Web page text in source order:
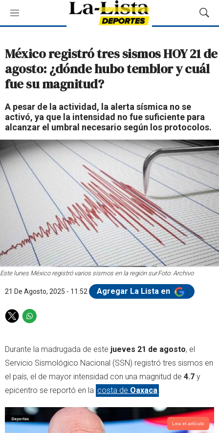
M
e
ú
M
o
r
a
q
u
e
d
a
México registró tres sismos HOY 21 de
agosto: ¿dónde hubo temblor y cuál
fue su magnitud?
A pesar de la actividad, la alerta sísmica no se
activó, ya que la intensidad no fue suficiente para
alcanzar el umbral necesario según los protocolos.
Este lunes México registró varios sismos en la región sur.Foto: Archivo
21 De Agosto, 2025 - 11:52 Agregar La Lista en
T
t
t
r
W
t
s
p
p
Durante la madrugada de este jueves 21 de agosto, el
Servicio Sismológico Nacional (SSN) registró tres sismos en
el país, el de mayor intensidad con una magnitud de 4.7 y
epicentro se reportó en la costa de Oaxaca .
Lea el artículo